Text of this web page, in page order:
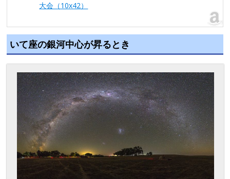
大会（10x42）
いて座の銀河中心が昇るとき